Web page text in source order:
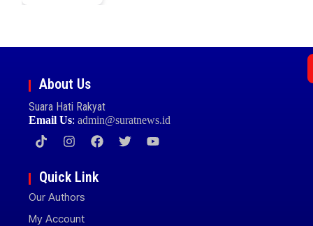
About Us
Suara Hati Rakyat
Email Us:admin@suratnews.id
Quick Link
Our Authors
My Account